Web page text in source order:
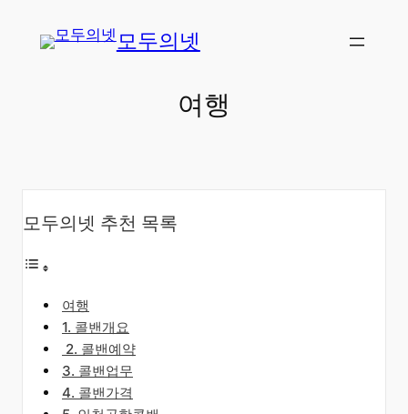
모두의넷
여행
모두의넷 추천 목록
여행
​1. 콜밴개요
​2. 콜밴예약
3. 콜밴업무
4. 콜밴가격